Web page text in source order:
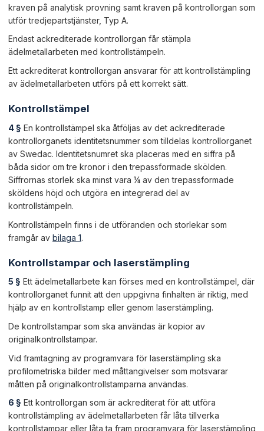
kraven på analytisk provning samt kraven på kontrollorgan som
utför tredjepartstjänster, Typ A.
Endast ackrediterade kontrollorgan får stämpla
ädelmetallarbeten med kontrollstämpeln.
Ett ackrediterat kontrollorgan ansvarar för att kontrollstämpling
av ädelmetallarbeten utförs på ett korrekt sätt.
Kontrollstämpel
4 § En kontrollstämpel ska åtföljas av det ackrediterade
kontrollorganets identitetsnummer som tilldelas kontrollorganet
av Swedac. Identitetsnumret ska placeras med en siffra på
båda sidor om tre kronor i den trepassformade skölden.
Siffrornas storlek ska minst vara ¼ av den trepassformade
sköldens höjd och utgöra en integrerad del av
kontrollstämpeln.
Kontrollstämpeln finns i de utföranden och storlekar som
framgår av bilaga 1.
Kontrollstampar och laserstämpling
5 § Ett ädelmetallarbete kan förses med en kontrollstämpel, där
kontrollorganet funnit att den uppgivna finhalten är riktig, med
hjälp av en kontrollstamp eller genom laserstämpling.
De kontrollstampar som ska användas är kopior av
originalkontrollstampar.
Vid framtagning av programvara för laserstämpling ska
profilometriska bilder med måttangivelser som motsvarar
måtten på originalkontrollstamparna användas.
6 § Ett kontrollorgan som är ackrediterat för att utföra
kontrollstämpling av ädelmetallarbeten får låta tillverka
kontrollstampar eller låta ta fram programvara för laserstämpling